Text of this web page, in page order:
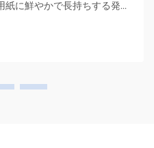
に鮮やかで長持ちする発色